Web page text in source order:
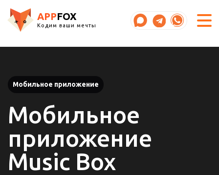
APPFOX
Кодим ваши мечты
Мобильное приложение
Мобильное
приложение
Music Box